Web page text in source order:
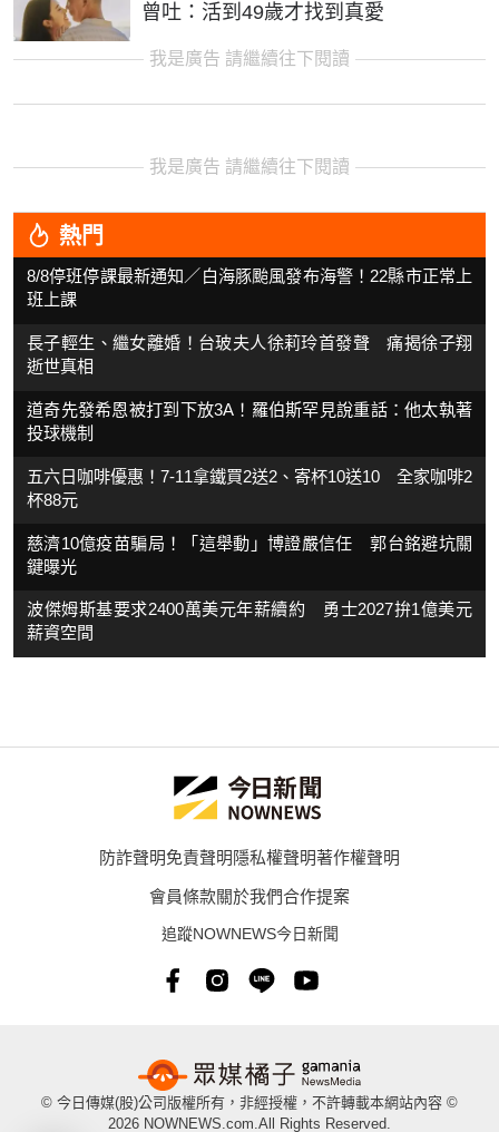
曾吐：活到49歲才找到真愛
我是廣告 請繼續往下閱讀
我是廣告 請繼續往下閱讀
熱門
8/8停班停課最新通知／白海豚颱風發布海警！22縣市正常上
班上課
長子輕生、繼女離婚！台玻夫人徐莉玲首發聲 痛揭徐子翔
逝世真相
道奇先發希恩被打到下放3A！羅伯斯罕見說重話：他太執著
投球機制
五六日咖啡優惠！7-11拿鐵買2送2、寄杯10送10 全家咖啡2
杯88元
慈濟10億疫苗騙局！「這舉動」博證嚴信任 郭台銘避坑關
鍵曝光
波傑姆斯基要求2400萬美元年薪續約 勇士2027拚1億美元
薪資空間
防詐聲明免責聲明隱私權聲明著作權聲明
會員條款關於我們合作提案
追蹤NOWNEWS今日新聞
© 今日傳媒(股)公司版權所有，非經授權，不許轉載本網站內容 ©
2026 NOWNEWS.com.All Rights Reserved.